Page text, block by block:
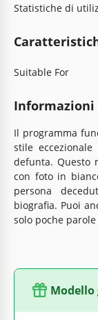
Statistiche di
Suitable For
Informazioni
Il programma
stile
defunta. Questo
con foto in
persona
biografia. Puoi
solo poche